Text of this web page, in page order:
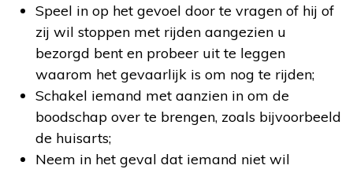
Speel in op het gevoel door te vragen of hij of
zij wil stoppen met rijden aangezien u
bezorgd bent en probeer uit te leggen
waarom het gevaarlijk is om nog te rijden;
Schakel iemand met aanzien in om de
boodschap over te brengen, zoals bijvoorbeeld
de huisarts;
Neem in het geval dat iemand niet wil